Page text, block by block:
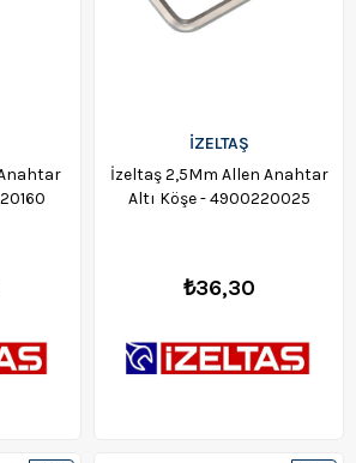
İZELTAŞ
İzeltaş 2,5Mm Allen Anahtar
Altı Köşe - 4900220025
₺36,30